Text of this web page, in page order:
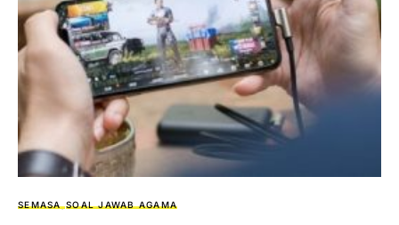
SEMASA SOAL JAWAB AGAMA